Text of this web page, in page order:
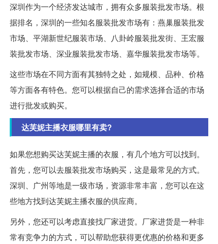
深圳作为一个经济发达城市，拥有众多服装批发市场。根
据排名，深圳的一些知名服装批发市场有：燕巢服装批发
市场、平湖新世纪服装市场、八卦岭服装批发街、王宏服
装批发市场、深业服装批发市场、嘉华服装批发市场等。
这些市场在不同方面有其独特之处，如规模、品种、价格
等方面各有特色。您可以根据自己的需求选择合适的市场
进行批发或购买。
达芙妮主播衣服哪里有卖?
如果您想购买达芙妮主播的衣服，有几个地方可以找到。
首先，您可以去服装批发市场购买，这是最常见的方式。
深圳、广州等地是一级市场，资源非常丰富，您可以在这
些地方找到达芙妮主播衣服的供应商。
另外，您还可以考虑直接找厂家进货。厂家进货是一种非
常有竞争力的方式，可以帮助您获得更优惠的价格和更多